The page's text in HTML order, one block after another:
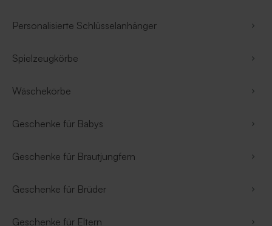
Personalisierte Schlüsselanhänger
Spielzeugkörbe
Wäschekörbe
Geschenke für Babys
Geschenke für Brautjungfern
Geschenke für Brüder
Geschenke für Eltern